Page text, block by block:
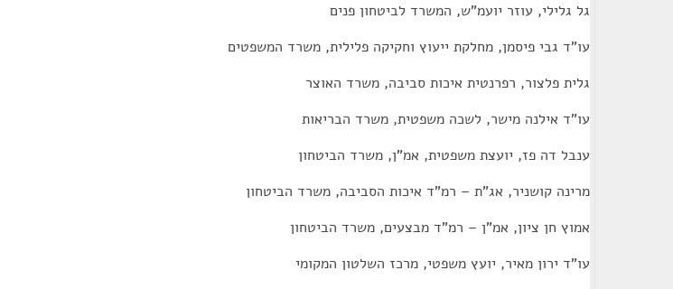
גל גלילי, עוזר יועמ"ש, המשרד לביטחון פנים
עו"ד גבי פיסמן, מחלקת ייעוץ וחקיקה פלילית, משרד המשפטים
גלית פלצור, רפרנטית איכות סביבה, משרד האוצר
עו"ד אילנה מישר, לשכה משפטית, משרד הבריאות
ענבל דה פז, יועצת משפטית, אמ"ן, משרד הביטחון
מרינה קושניר, אג"ת – רמ"ד איכות הסביבה, משרד הביטחון
אמוץ חן ציון, אמ"ן – רמ"ד מבצעים, משרד הביטחון
עו"ד ירון מאיר, יועץ משפטי, מרכז השלטון המקומי